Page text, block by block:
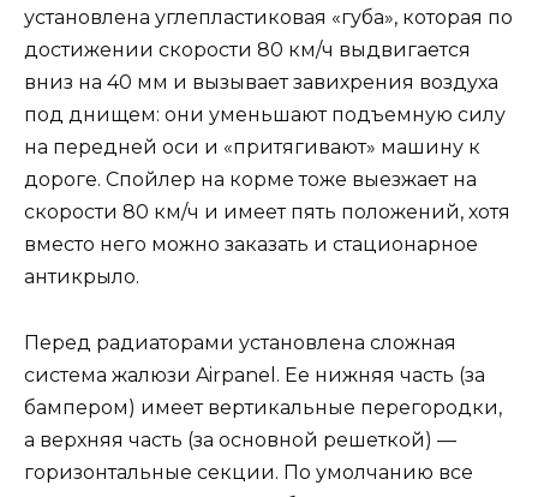
установлена углепластиковая «губа», которая по
достижении скорости 80 км/ч выдвигается
вниз на 40 мм и вызывает завихрения воздуха
под днищем: они уменьшают подъемную силу
на передней оси и «притягивают» машину к
дороге. Спойлер на корме тоже выезжает на
скорости 80 км/ч и имеет пять положений, хотя
вместо него можно заказать и стационарное
антикрыло.
Перед радиаторами установлена сложная
система жалюзи Airpanel. Ее нижняя часть (за
бампером) имеет вертикальные перегородки,
а верхняя часть (за основной решеткой) —
горизонтальные секции. По умолчанию все